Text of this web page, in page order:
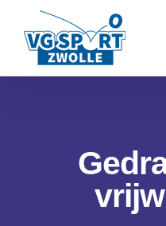
naar